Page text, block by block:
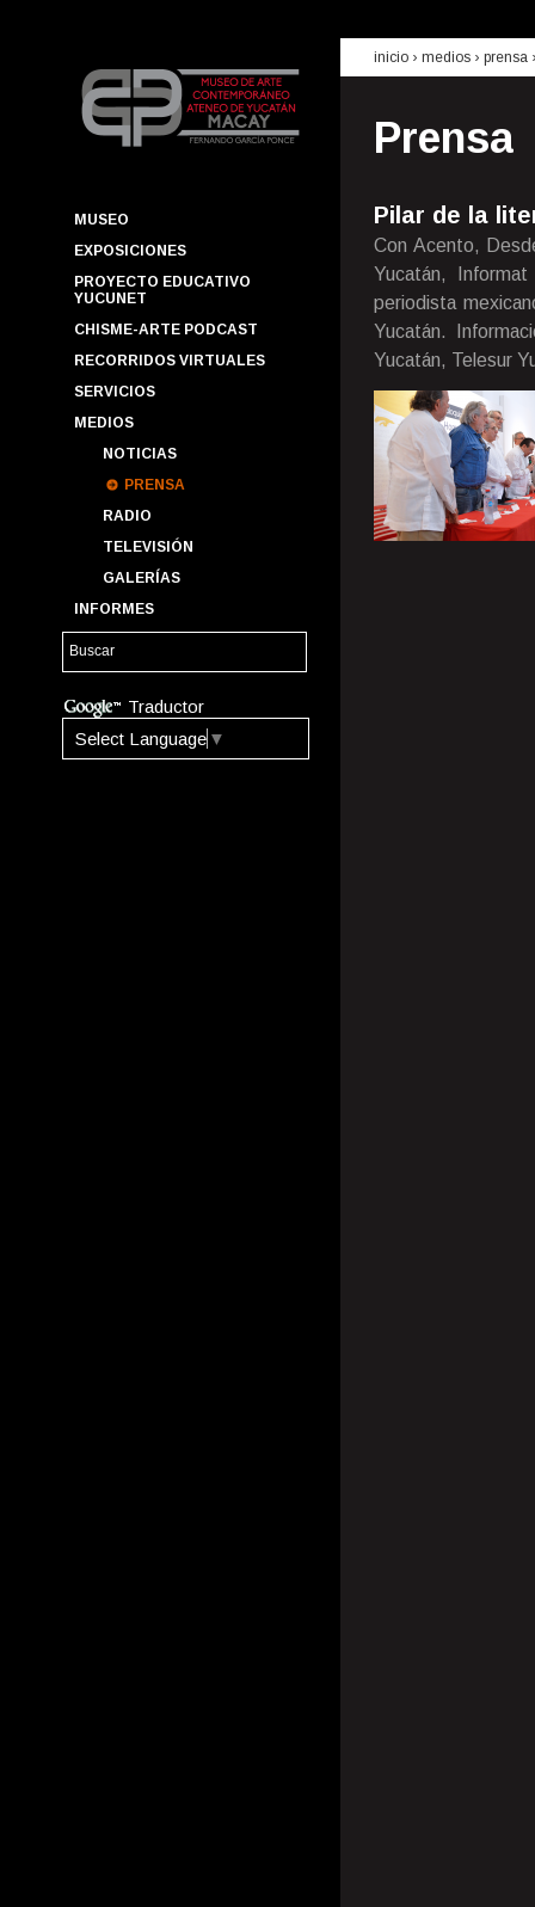
MUSEO
EXPOSICIONES
PROYECTO EDUCATIVO
YUCUNET
CHISME-ARTE PODCAST
RECORRIDOS VIRTUALES
SERVICIOS
MEDIOS
NOTICIAS
PRENSA
RADIO
TELEVISIÓN
GALERÍAS
INFORMES
Traductor
Select Language ▼
inicio › medios › prensa
Prensa
Pilar de la
Con Acento,
Yucatán,
periodista
Yucatán.
Yucatán, Telesur